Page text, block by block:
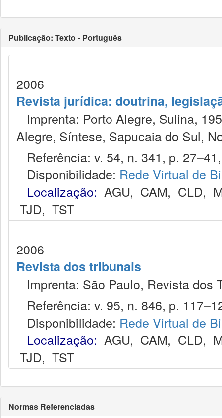
Publicação: Texto - Português
2006
Revista jurídica: doutrina,
Imprenta: Porto Alegre, Sulina,
Alegre, Síntese, Sapucaia do Sul,
Referência: v. 54, n. 341, p.
Disponibilidade: Rede Virtual de
Localização: AGU, CAM, CLD,
TJD, TST
2006
Revista dos tribunais
Imprenta: São Paulo, Revista dos
Referência: v. 95, n. 846, p.
Disponibilidade: Rede Virtual de
Localização: AGU, CAM, CLD,
TJD, TST
Normas Referenciadas